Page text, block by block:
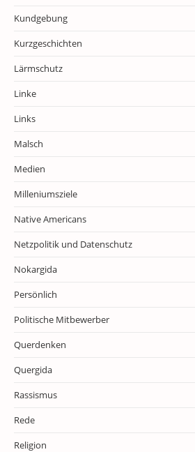
Kundgebung
Kurzgeschichten
Lärmschutz
Linke
Links
Malsch
Medien
Milleniumsziele
Native Americans
Netzpolitik und Datenschutz
Nokargida
Persönlich
Politische Mitbewerber
Querdenken
Quergida
Rassismus
Rede
Religion